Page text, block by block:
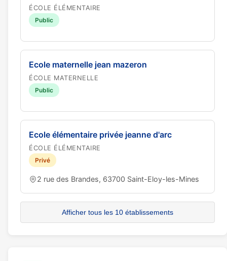
ÉCOLE ÉLÉMENTAIRE
Public
Ecole maternelle jean mazeron
ÉCOLE MATERNELLE
Public
Ecole élémentaire privée jeanne d'arc
ÉCOLE ÉLÉMENTAIRE
Privé
2 rue des Brandes, 63700 Saint-Eloy-les-Mines
Afficher tous les 10 établissements